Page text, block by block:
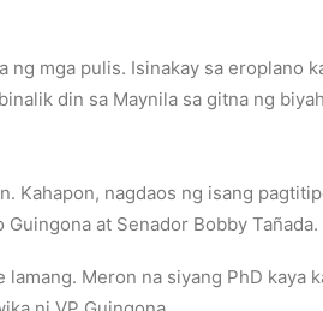
mga pulis. Isinakay sa eroplano
din sa Maynila sa gitna ng
Kahapon, nagdaos ng isang
at Senador Bobby Tañada.
Meron na siyang PhD kaya